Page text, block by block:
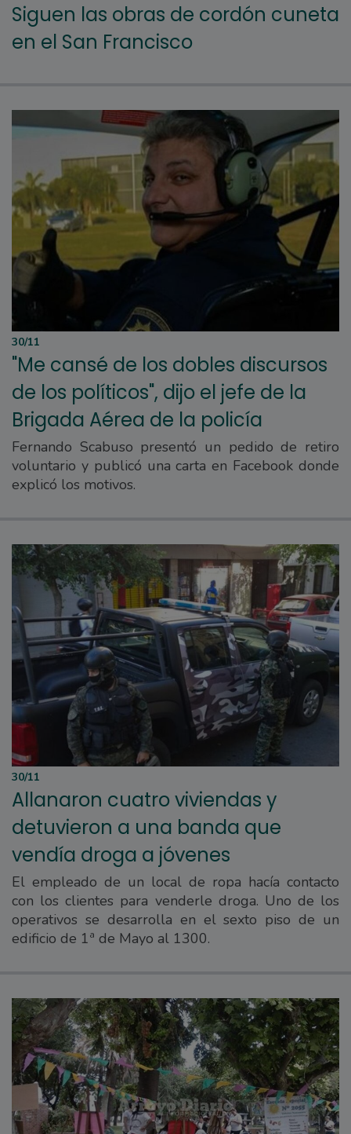
Siguen las obras de cordón cuneta
en el San Francisco
30/11
"Me cansé de los dobles discursos
de los políticos", dijo el jefe de la
Brigada Aérea de la policía
Fernando Scabuso presentó un pedido de retiro
voluntario y publicó una carta en Facebook donde
explicó los motivos.
30/11
Allanaron cuatro viviendas y
detuvieron a una banda que
vendía droga a jóvenes
El empleado de un local de ropa hacía contacto
con los clientes para venderle droga. Uno de los
operativos se desarrolla en el sexto piso de un
edificio de 1ª de Mayo al 1300.